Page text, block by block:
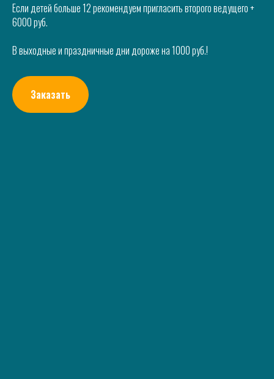
Если детей больше 12 рекомендуем пригласить второго ведущего +
6000 руб.
В выходные и праздничные дни дороже на 1000 руб.!
Заказать